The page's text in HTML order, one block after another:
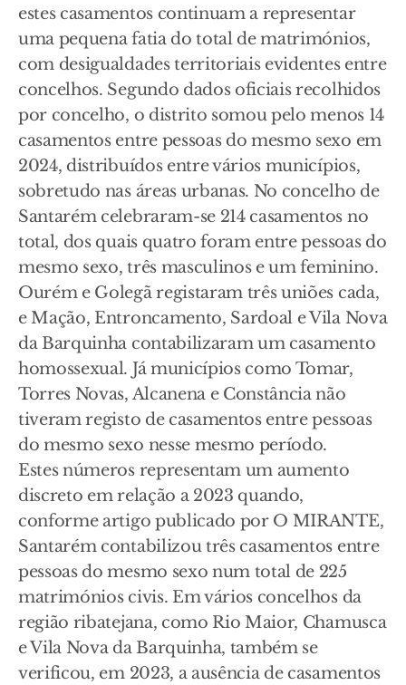
estes casamentos continuam a representar
uma pequena fatia do total de matrimónios,
com desigualdades territoriais evidentes entre
concelhos. Segundo dados oficiais recolhidos
por concelho, o distrito somou pelo menos 14
casamentos entre pessoas do mesmo sexo em
2024, distribuídos entre vários municípios,
sobretudo nas áreas urbanas. No concelho de
Santarém celebraram-se 214 casamentos no
total, dos quais quatro foram entre pessoas do
mesmo sexo, três masculinos e um feminino.
Ourém e Golegã registaram três uniões cada,
e Mação, Entroncamento, Sardoal e Vila Nova
da Barquinha contabilizaram um casamento
homossexual. Já municípios como Tomar,
Torres Novas, Alcanena e Constância não
tiveram registo de casamentos entre pessoas
do mesmo sexo nesse mesmo período.
Estes números representam um aumento
discreto em relação a 2023 quando,
conforme artigo publicado por O MIRANTE,
Santarém contabilizou três casamentos entre
pessoas do mesmo sexo num total de 225
matrimónios civis. Em vários concelhos da
região ribatejana, como Rio Maior, Chamusca
e Vila Nova da Barquinha, também se
verificou, em 2023, a ausência de casamentos